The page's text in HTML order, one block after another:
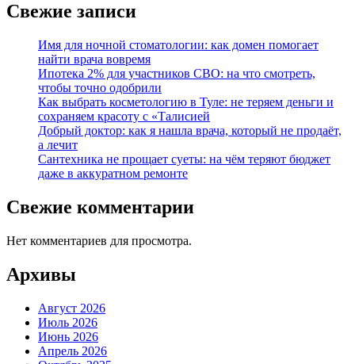
Свежие записи
Имя для ночной стоматологии: как домен помогает
найти врача вовремя
Ипотека 2% для участников СВО: на что смотреть,
чтобы точно одобрили
Как выбрать косметологию в Туле: не теряем деньги и
сохраняем красоту с «Талисией
Добрый доктор: как я нашла врача, который не продаёт,
а лечит
Сантехника не прощает суеты: на чём теряют бюджет
даже в аккуратном ремонте
Свежие комментарии
Нет комментариев для просмотра.
Архивы
Август 2026
Июль 2026
Июнь 2026
Апрель 2026